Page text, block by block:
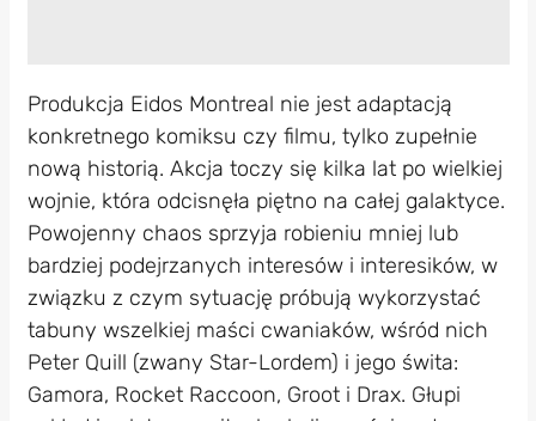
Produkcja Eidos Montreal nie jest adaptacją
konkretnego komiksu czy filmu, tylko zupełnie
nową historią. Akcja toczy się kilka lat po wielkiej
wojnie, która odcisnęła piętno na całej galaktyce.
Powojenny chaos sprzyja robieniu mniej lub
bardziej podejrzanych interesów i interesików, w
związku z czym sytuację próbują wykorzystać
tabuny wszelkiej maści cwaniaków, wśród nich
Peter Quill (zwany Star-Lordem) i jego świta:
Gamora, Rocket Raccoon, Groot i Drax. Głupi